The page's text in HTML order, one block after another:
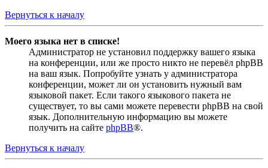
Вернуться к началу
Моего языка нет в списке!
Администратор не установил поддержку вашего языка
на конференции, или же просто никто не перевёл phpBB
на ваш язык. Попробуйте узнать у администратора
конференции, может ли он установить нужный вам
языковой пакет. Если такого языкового пакета не
существует, то вы сами можете перевести phpBB на свой
язык. Дополнительную информацию вы можете
получить на сайте phpBB®.
Вернуться к началу